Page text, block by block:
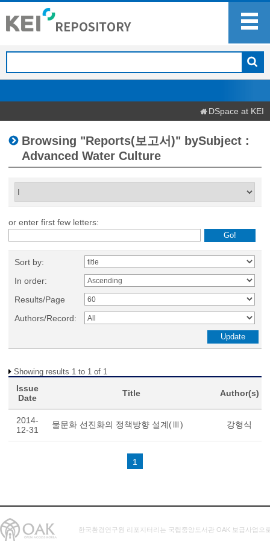
DSpace at KEI
Browsing "Reports(보고서)" bySubject :
Advanced Water Culture
or enter first few letters:
Sort by:
In order:
Results/Page
Authors/Record:
Showing results 1 to 1 of 1
Issue
Date
Title Author(s)
2014-
12-31
물문화 선진화의 정책방향 설계(Ⅲ) 강형식
1
한국환경연구원 리포지터리는 국립중앙도서관 OAK 보급사업